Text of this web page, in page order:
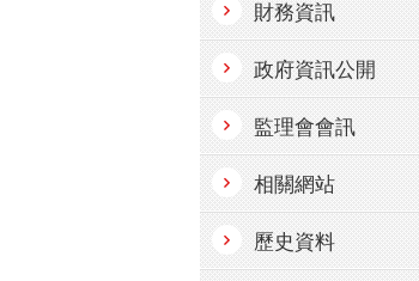
財務資訊
政府資訊公開
監理會會訊
相關網站
歷史資料